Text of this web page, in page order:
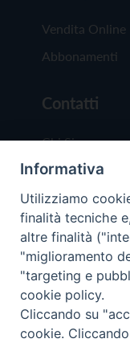
Vendita Online
Abbonamenti
Contatti
Chi Siamo
Redazione
Scrivici
Copyright ©
Trentina
Informativa
Utilizziamo
finalità tecniche
altre finalità
"miglioramento
"targeting e
cookie policy.
Cliccando su
cookie.